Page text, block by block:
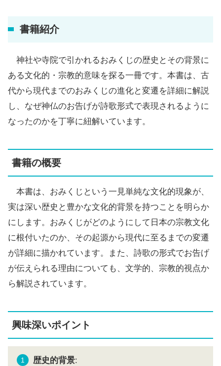
書籍紹介
神社や寺院で引かれるおみくじの歴史とその背景に
ある文化的・宗教的意味を探る一冊です。本書は、古
代から現代までのおみくじの進化と変遷を詳細に解説
し、なぜ神仏のお告げが詩歌形式で表現されるように
なったのかを丁寧に紐解いています。
書籍の概要
本書は、おみくじという一見単純な文化的現象が、
実は深い歴史と豊かな文化的背景を持つことを明らか
にします。おみくじがどのようにして日本の宗教文化
に根付いたのか、その起源から現代に至るまでの変遷
が詳細に描かれています。また、詩歌の形式でお告げ
が伝えられる理由についても、文学的、宗教的視点か
ら解説されています。
興味深いポイント
歴史的背景: